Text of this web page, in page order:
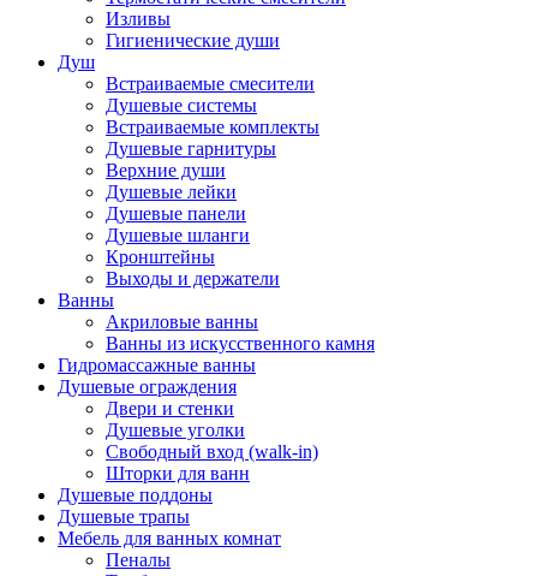
Изливы
Гигиенические души
Душ
Встраиваемые смесители
Душевые системы
Встраиваемые комплекты
Душевые гарнитуры
Верхние души
Душевые лейки
Душевые панели
Душевые шланги
Кронштейны
Выходы и держатели
Ванны
Акриловые ванны
Ванны из искусственного камня
Гидромассажные ванны
Душевые ограждения
Двери и стенки
Душевые уголки
Свободный вход (walk-in)
Шторки для ванн
Душевые поддоны
Душевые трапы
Мебель для ванных комнат
Пеналы